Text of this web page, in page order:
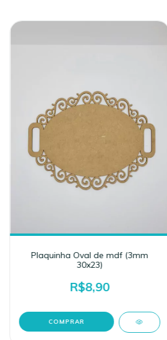
Plaquinha Oval de mdf (3mm
30x23)
R$8,90